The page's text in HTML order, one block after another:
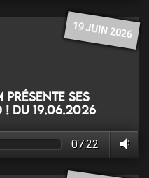
19 JUIN 2026
présente ses
du 19.06.2026
07:22